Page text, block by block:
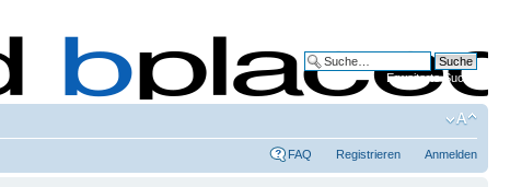
Erweiterte Suche
FAQ Registrieren Anmelden